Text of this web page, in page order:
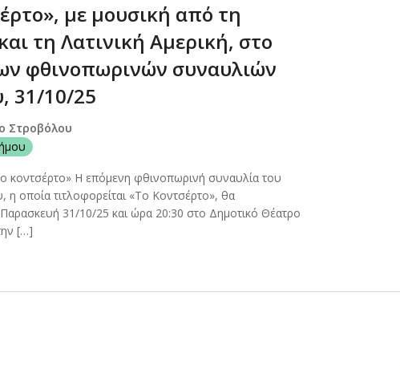
με μουσική από τη
τη Λατινική Αμερική, στο
φθινοπωρινών συναυλιών
31/10/25
Στροβόλου
κοντσέρτο» Η επόμενη φθινοπωρινή συναυλία του
οποία τιτλοφορείται «Το Κοντσέρτο», θα
31/10/25 και ώρα 20:30 στο Δημοτικό Θέατρο
[…]